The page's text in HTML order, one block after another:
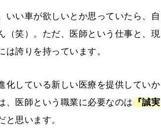
いい車が欲しいとか思っていたら、自
（笑）。ただ、医師という仕事と、現
誇りを持っています。
化している新しい医療を提供していか
、医師という職業に必要なのは 『誠実
と思います。